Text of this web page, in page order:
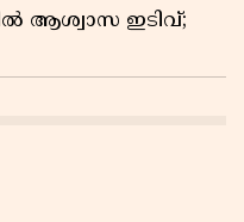
ആശ്വാസ ഇടിവ്;